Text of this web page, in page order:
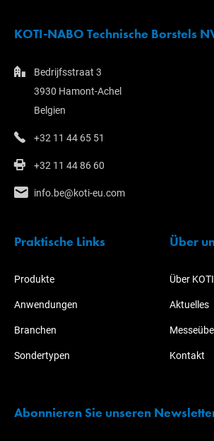
KOTI-NABO Technische Borstels
Bedrijfsstraat 3
3930 Hamont-Achel
Belgien
+32 11 44 65 51
+32 11 44 86 60
info.be@koti-eu.com
Praktische Links
Produkte
Anwendungen
Branchen
Sondertypen
Über
Über
Aktuelles
Kontakt
Abonnieren Sie unseren